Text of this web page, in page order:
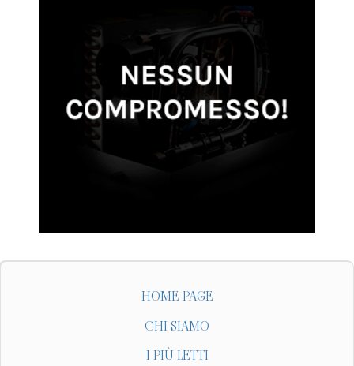
HOME PAGE
CHI SIAMO
I PIÙ LETTI